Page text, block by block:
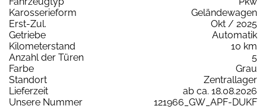
Karosserieform
Geländewagen
Erst-Zul.
Okt / 2025
Getriebe
Automatik
Kilometerstand
10 km
Anzahl der Türen
5
Farbe
Grau
Standort
Zentrallager
Lieferzeit
ab ca. 18.08.2026
Unsere Nummer
121966_GW_APF-DUKF